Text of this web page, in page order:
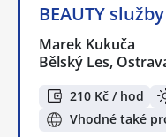
BEAUTY
Marek Kukuča
Bělský Les,
210 Kč / hod
Vhodné také